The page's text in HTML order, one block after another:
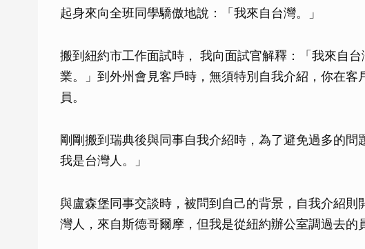
起身來向全班同學驕傲地說：「我來自台灣。」
搬到紐約市工作面試時， 我向面試官解釋：「我來自
業。」到外州會見客戶時，無須特別自我介紹，你在客
員。
剛剛搬到瑞典後與同事自我介紹時，為了避免過多的問
我是台灣人。」
與盧森堡同事交談時，被問到自己的背景，自我介紹則
灣人，來自斯德哥爾摩，但我是從紐約辦公室調過去的